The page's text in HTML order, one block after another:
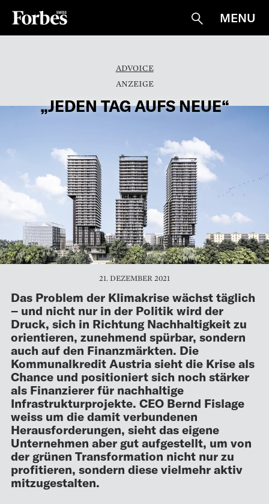
Suche
MENU
ADVOICE
„JEDEN TAG AUFS NEUE“
21. DEZEMBER 2021
Das Problem der Klimakrise wächst täglich
– und nicht nur in der Politik wird der
Druck, sich in Richtung Nachhaltigkeit zu
orientieren, zunehmend spürbar, sondern
auch auf den Finanzmärkten. Die
Kommunalkredit Austria sieht die Krise als
Chance und positioniert sich noch stärker
als Finanzierer für nachhaltige
Infrastrukturprojekte. CEO Bernd Fislage
weiss um die damit verbundenen
Herausforderungen, sieht das eigene
Unternehmen aber gut aufgestellt, um von
der grünen Transformation nicht nur zu
profitieren, sondern diese vielmehr aktiv
mitzugestalten.